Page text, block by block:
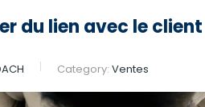
du lien avec le client
Category: Ventes